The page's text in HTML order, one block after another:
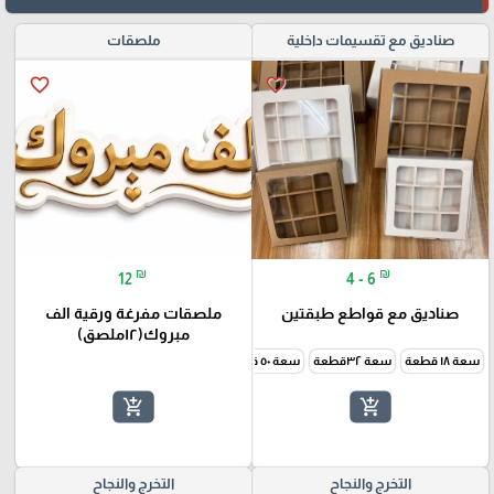
صناديق مع تقسيمات داخلية
favorite_border
4 - 6 ₪
صناديق مع قواطع طبقتين
سعة ١٨ قطعة سعة ٣٢قطعة سعة ٥٠ قطعة
add_shopping_cart
ملصقات
favorite_border
12 ₪
ملصقات مفرغة ورقية الف
مبروك(١٢ملصق)
add_shopping_cart
التخرج والنجاح التخرج والنجاح